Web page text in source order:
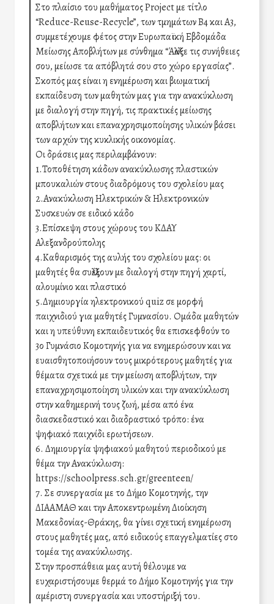
Στο πλαίσιο του μαθήματος Project με τίτλο
“Reduce-Reuse-Recycle”, των τμημάτων Β4 και Α3,
συμμετέχουμε φέτος στην Ευρωπαϊκή Εβδομάδα
Μείωσης Αποβλήτων με σύνθημα “Άλλαξε τις συνήθειες
σου, μείωσε τα απόβλητά σου στο χώρο εργασίας”.
Σκοπός μας είναι η ενημέρωση και βιωματική
εκπαίδευση των μαθητών μας για την ανακύκλωση
με διαλογή στην πηγή, τις πρακτικές μείωσης
αποβλήτων και επαναχρησιμοποίησης υλικών βάσει
των αρχών της κυκλικής οικονομίας.
Οι δράσεις μας περιλαμβάνουν:
1.Τοποθέτηση κάδων ανακύκλωσης πλαστικών
μπουκαλιών στους διαδρόμους του σχολείου μας
2.Ανακύκλωση Ηλεκτρικών & Ηλεκτρονικών
Συσκευών σε ειδικό κάδο
3.Επίσκεψη στους χώρους του ΚΔΑΥ
Αλεξανδρούπολης
4.Καθαρισμός της αυλής του σχολείου μας: οι
μαθητές θα συλλέξουν με διαλογή στην πηγή χαρτί,
αλουμίνιο και πλαστικό
5.Δημιουργία ηλεκτρονικού quiz σε μορφή
παιχνιδιού για μαθητές Γυμνασίου. Ομάδα μαθητών
και η υπεύθυνη εκπαιδευτικός θα επισκεφθούν το
3ο Γυμνάσιο Κομοτηνής για να ενημερώσουν και να
ευαισθητοποιήσουν τους μικρότερους μαθητές για
θέματα σχετικά με την μείωση αποβλήτων, την
επαναχρησιμοποίηση υλικών και την ανακύκλωση
στην καθημερινή τους ζωή, μέσα από ένα
διασκεδαστικό και διαδραστικό τρόπο: ένα
ψηφιακό παιχνίδι ερωτήσεων.
6. Δημιουργία ψηφιακού μαθητού περιοδικού με
θέμα την Ανακύκλωση:
https://schoolpress.sch.gr/greenteen/
7. Σε συνεργασία με το Δήμο Κομοτηνής, την
ΔΙΑΑΜΑΘ και την Αποκεντρωμένη Διοίκηση
Μακεδονίας-Θράκης, θα γίνει σχετική ενημέρωση
στους μαθητές μας, από ειδικούς επαγγελματίες στο
τομέα της ανακύκλωσης.
Στην προσπάθεια μας αυτή θέλουμε να
ευχαριστήσουμε θερμά το Δήμο Κομοτηνής για την
αμέριστη συνεργασία και υποστήριξή του.